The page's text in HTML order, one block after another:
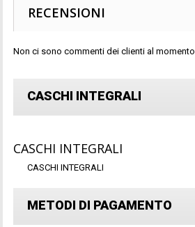
RECENSIONI
Non ci sono commenti dei clienti al momento.
CASCHI INTEGRALI
CASCHI INTEGRALI
CASCHI INTEGRALI
METODI DI PAGAMENTO